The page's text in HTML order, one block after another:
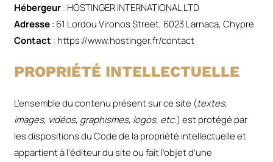
Hébergeur: HOSTINGER INTERNATIONAL LTD
Adresse: 61 Lordou Vironos Street, 6023 Larnaca, Chypre
Contact : https://www.hostinger.fr/contact
PROPRIÉTÉ INTELLECTUELLE
L’ensemble du contenu présent sur ce site (textes,
images, vidéos, graphismes, logos, etc.) est protégé par
les dispositions du Code de la propriété intellectuelle et
appartient à l’éditeur du site ou fait l’objet d’une